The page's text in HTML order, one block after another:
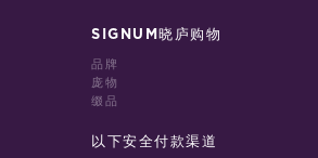
SIGNUM晓庐购物
品牌
庞物
缀品
以下安全付款渠道